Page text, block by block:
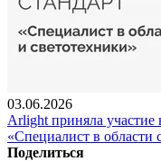
03.06.2026
Arlight приняла участие
«Специалист в области
Поделиться